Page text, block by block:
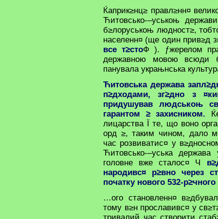
Ќаприк≥нц≥ правл≥нн¤
Ћитовсько-–уськоњ
б≥лоруськоњ людност≥,
населенн¤ (ще один прив≥д
все т≥стоФ ). ƒжерелом
державною мовою всюди
панувала украњнська
Ћитовська держава
п≥дходами, зг≥дно з
придушував людськоњ
гарантом ≥ захисником.
лицарства Ї те, що воно
орд ≥, таким чином, дало
час розвиватис¤ у
Ћитовсько-–уська
головне вже сталос¤ Ч
народивс¤ р≥вно через
початку нового 532-
…ого становленн¤
тому в≥н прославивс¤ у